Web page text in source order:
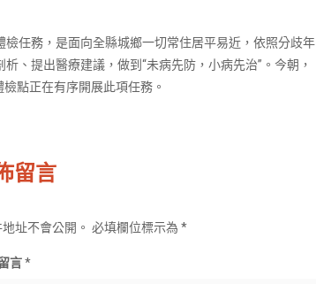
任務，是面向全縣城鄉一切常住居平易近，依照分歧年
、提出醫療建議，做到“未病先防，小病先治”。今朝，
檢點正在有序開展此項任務。
留言
址不會公開。 必填欄位標示為 *
言*